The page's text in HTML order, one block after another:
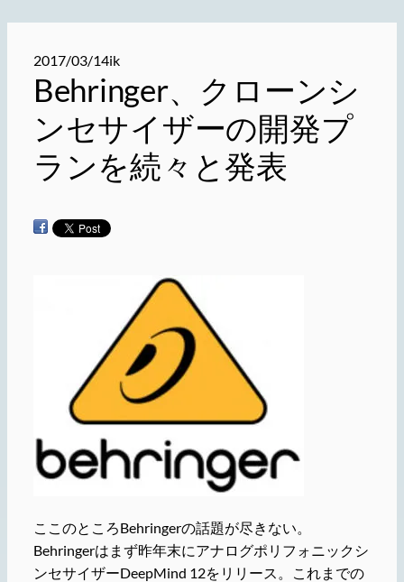
2017/03/14ik
Behringer、クローンシ
ンセサイザーの開発プ
ランを続々と発表
ここのところBehringerの話題が尽きない。
Behringerはまず昨年末にアナログポリフォニックシ
ンセサイザーDeepMind 12をリリース。これまでの